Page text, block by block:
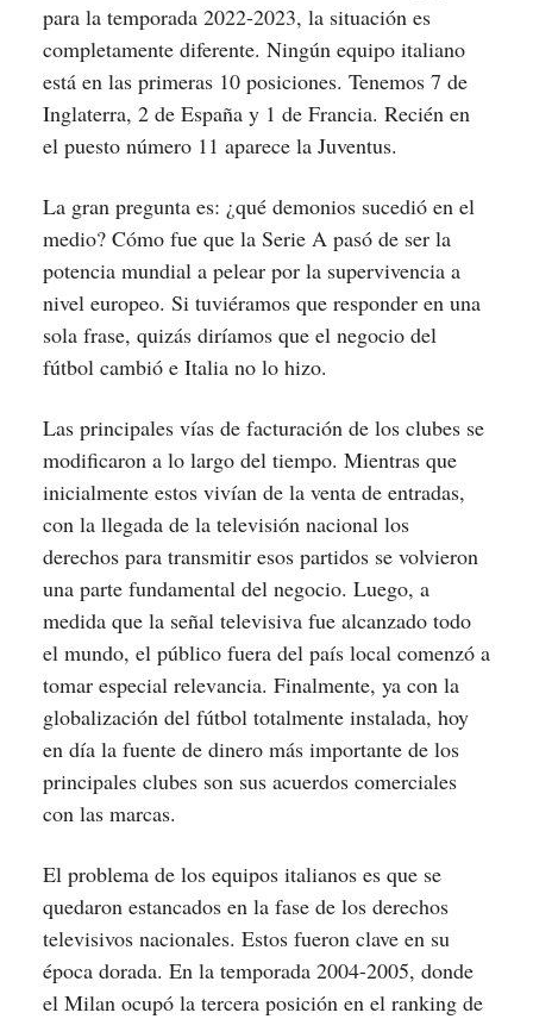
para la temporada 2022-2023, la situación es
completamente diferente. Ningún equipo italiano
está en las primeras 10 posiciones. Tenemos 7 de
Inglaterra, 2 de España y 1 de Francia. Recién en
el puesto número 11 aparece la Juventus.
La gran pregunta es: ¿qué demonios sucedió en el
medio? Cómo fue que la Serie A pasó de ser la
potencia mundial a pelear por la supervivencia a
nivel europeo. Si tuviéramos que responder en una
sola frase, quizás diríamos que el negocio del
fútbol cambió e Italia no lo hizo.
Las principales vías de facturación de los clubes se
modificaron a lo largo del tiempo. Mientras que
inicialmente estos vivían de la venta de entradas,
con la llegada de la televisión nacional los
derechos para transmitir esos partidos se volvieron
una parte fundamental del negocio. Luego, a
medida que la señal televisiva fue alcanzado todo
el mundo, el público fuera del país local comenzó a
tomar especial relevancia. Finalmente, ya con la
globalización del fútbol totalmente instalada, hoy
en día la fuente de dinero más importante de los
principales clubes son sus acuerdos comerciales
con las marcas.
El problema de los equipos italianos es que se
quedaron estancados en la fase de los derechos
televisivos nacionales. Estos fueron clave en su
época dorada. En la temporada 2004-2005, donde
el Milan ocupó la tercera posición en el ranking de